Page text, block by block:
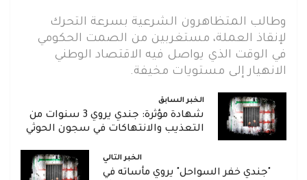
وطالب المتظاهرون الشرعية بسرعة التحرك
لإنقاذ العملة، مستغربين من الصمت الحكومي
في الوقت الذي يواصل فيه الاقتصاد الوطني
الانهيار إلى مستويات مخيفة.
الخبر السابق
شهادة مؤثرة: جندي يروي 3 سنوات من
التعذيب والانتهاكات في سجون الحوثي
الخبر التالي
"جندي خفر السواحل" يروي مأساته في